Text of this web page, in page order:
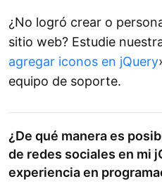
¿No logró crear o
sitio web? Estudie
agregar iconos en jQuery
equipo de soporte.
¿De qué manera es
de redes sociales en mi
experiencia en